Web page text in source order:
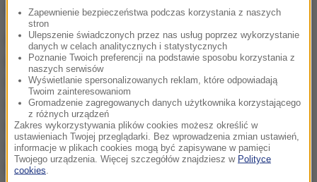
sytuację finansową Wisły.
Przypomnijmy, że pod koniec lipca Wisłę od
Bogusława Cupiała kupili Jakub Meresiński i Marek
Citko. Jak się okazało, ten pierwszy sfałszował
świadectwo maturalne, ma postawione zarzuty o
wyłudzenia podatku VAT i pranie brudnych pieniędzy.
Citko z tej współpracy szybko się wycofał. Teraz to
Meresiński ma się wycofać z futbolu.
Zapewnienie bezpieczeństwa podczas korzystania z naszych
stron
Ulepszenie świadczonych przez nas usług poprzez wykorzystanie
danych w celach analitycznych i statystycznych
Poznanie Twoich preferencji na podstawie sposobu korzystania z
naszych serwisów
Wyświetlanie spersonalizowanych reklam, które odpowiadają
Twoim zainteresowaniom
Gromadzenie zagregowanych danych użytkownika korzystającego
z różnych urządzeń
Zakres wykorzystywania plików cookies możesz określić w
ustawieniach Twojej przeglądarki. Bez wprowadzenia zmian ustawień,
informacje w plikach cookies mogą być zapisywane w pamięci
Twojego urządzenia. Więcej szczegółów znajdziesz w Polityce
cookies